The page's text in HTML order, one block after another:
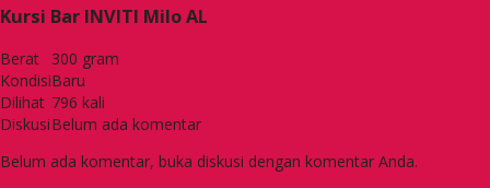
Kursi Bar INVITI Milo AL
Berat
300 gram
KondisiBaru
Dilihat 796 kali
DiskusiBelum ada komentar
Belum ada komentar, buka diskusi dengan komentar Anda.